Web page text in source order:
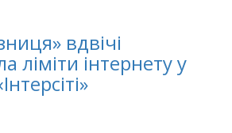
вдвічі
ліміти інтернету у